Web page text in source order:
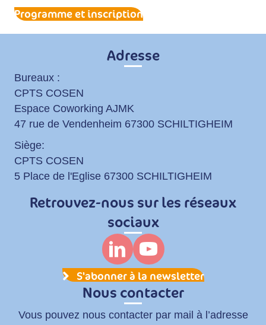
Programme et inscription
Adresse
Bureaux :
CPTS COSEN
Espace Coworking AJMK
47 rue de Vendenheim 67300 SCHILTIGHEIM
Siège:
CPTS COSEN
5 Place de l'Eglise 67300 SCHILTIGHEIM
Retrouvez-nous sur les réseaux
sociaux
S'abonner à la newsletter
Nous contacter
Vous pouvez nous contacter par mail à l’adresse